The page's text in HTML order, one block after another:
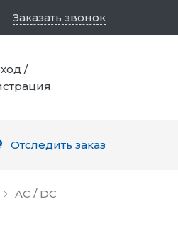
AC / DC
Заказать звонок
/
Отследить заказ